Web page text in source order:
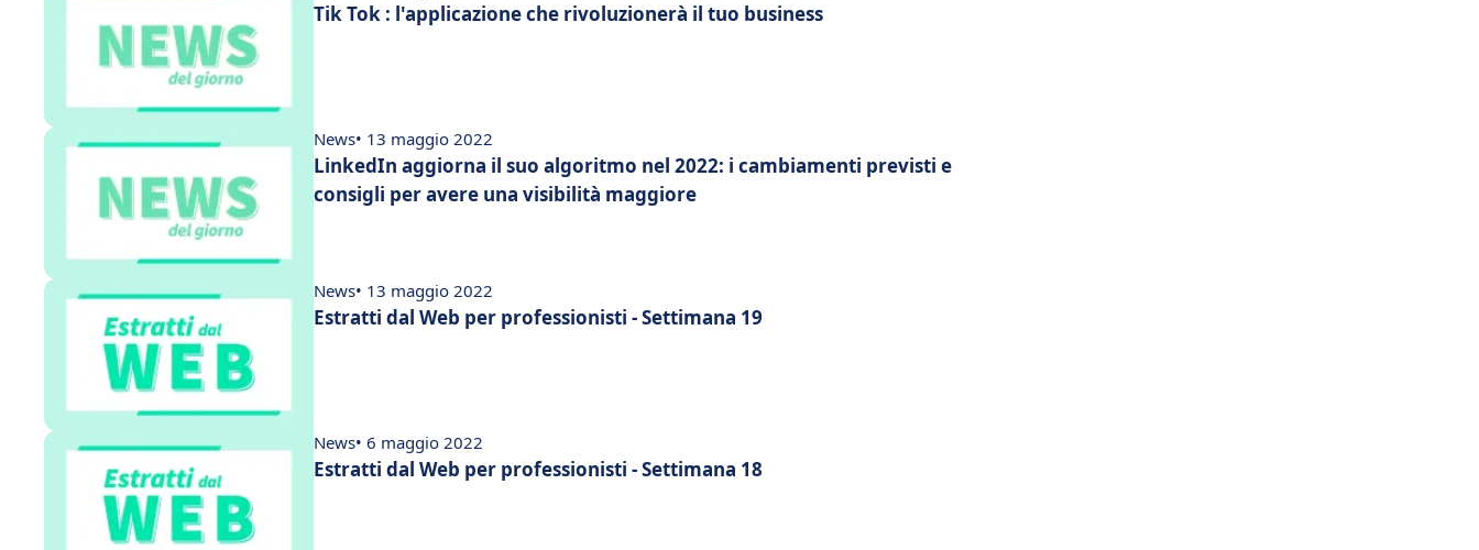
Tik Tok : l'applicazione che rivoluzionerà il tuo business
News• 13 maggio 2022
LinkedIn aggiorna il suo algoritmo nel 2022: i cambiamenti previsti e
consigli per avere una visibilità maggiore
News• 13 maggio 2022
Estratti dal Web per professionisti - Settimana 19
News• 6 maggio 2022
Estratti dal Web per professionisti - Settimana 18